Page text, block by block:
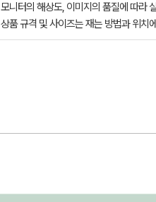
모니터의 해상도, 이미지의 품질에 따라
상품 규격 및 사이즈는 재는 방법과 위치